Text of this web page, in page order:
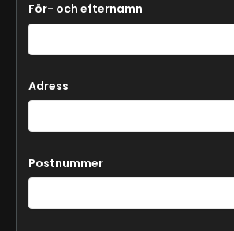
För- och efternamn
Adress
Postnummer